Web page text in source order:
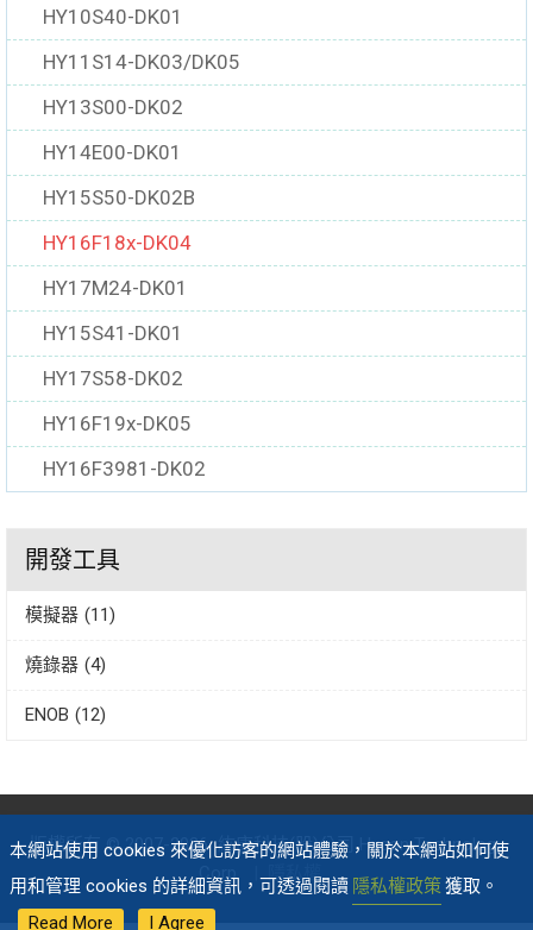
HY10S40-DK01
HY11S14-DK03/DK05
HY13S00-DK02
HY14E00-DK01
HY15S50-DK02B
HY16F18x-DK04
HY17M24-DK01
HY15S41-DK01
HY17S58-DK02
HY16F19x-DK05
HY16F3981-DK02
開發工具
模擬器 (11)
燒錄器 (4)
ENOB (12)
版權所有 © 2007-2026紘康科技(股)公司 Hycon Technology
Corp.
隱私權
本網站使用 cookies 來優化訪客的網站體驗，關於本網站如何使
用和管理 cookies 的詳細資訊，可透過閱讀 隱私權政策獲取。
Read More
I Agree